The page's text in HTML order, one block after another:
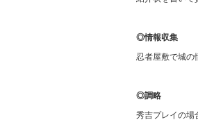
◎情報収集
忍者屋敷で城の
◎調略
秀吉プレイの場